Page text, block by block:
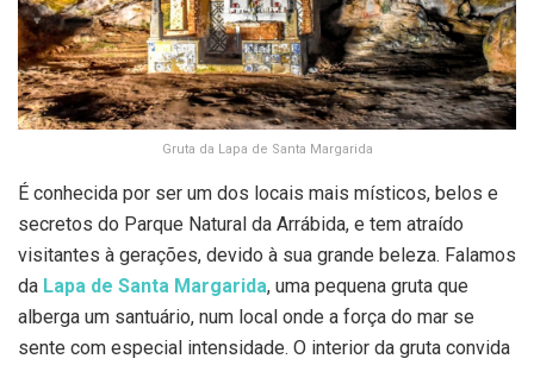
Gruta da Lapa de Santa Margarida
É conhecida por ser um dos locais mais místicos, belos e
secretos do Parque Natural da Arrábida, e tem atraído
visitantes à gerações, devido à sua grande beleza. Falamos
da Lapa de Santa Margarida, uma pequena gruta que
alberga um santuário, num local onde a força do mar se
sente com especial intensidade. O interior da gruta convida